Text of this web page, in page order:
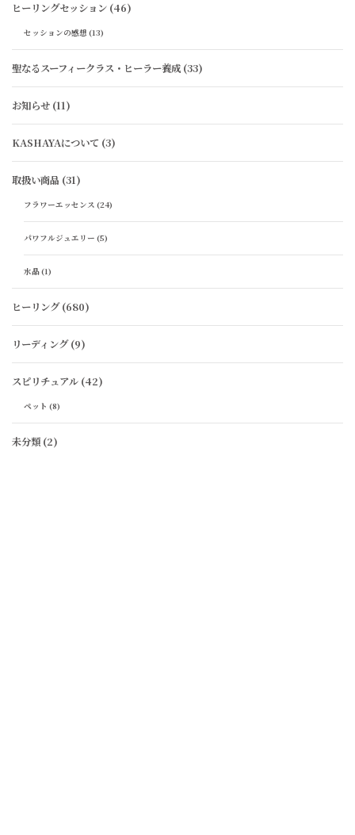
ヒーリングセッション (46)
セッションの感想 (13)
聖なるスーフィークラス・ヒーラー養成 (33)
お知らせ (11)
KASHAYAについて (3)
取扱い商品 (31)
フラワーエッセンス (24)
パワフルジュエリー (5)
水晶(1)
ヒーリング(680)
リーディング(9)
スピリチュアル (42)
ペット (8)
未分類 (2)